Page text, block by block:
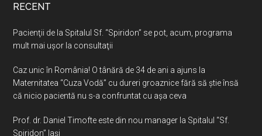
RECENT
Pacienţii de la Spitalul Sf. “Spiridon” se pot, acum, programa
mult mai uşor la consultaţii
Caz unic în România! O tânără de 34 de ani a ajuns la
Maternitatea “Cuza Vodă” cu dureri groaznice fără să ştie însă
că nicio pacientă nu s-a confruntat cu așa ceva
Prof. dr. Daniel Timofte este din nou manager la Spitalul “Sf.
Spiridon” Iaşi